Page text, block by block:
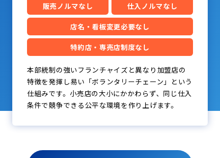
販売ノルマなし 仕入ノルマなし
店名・看板変更必要なし
特約店・専売店制度なし
本部統制の強いフランチャイズと異なり加盟店の
特徴を発揮し易い「ボランタリーチェーン」という
仕組みです。小売店の大小にかかわらず、同じ仕入
条件で競争できる公平な環境を作り上げます。